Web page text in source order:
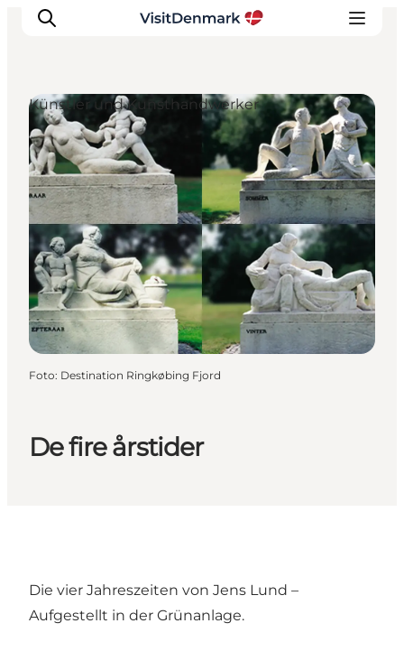
Inspiration
Regionen
Erlebnisse
Unterkünfte
Reiseplanung
De fire årstider
Künstler und Kunsthandwerker
Foto: Destination Ringkøbing Fjord
Die vier Jahreszeiten von Jens Lund –
Aufgestellt in der Grünanlage.